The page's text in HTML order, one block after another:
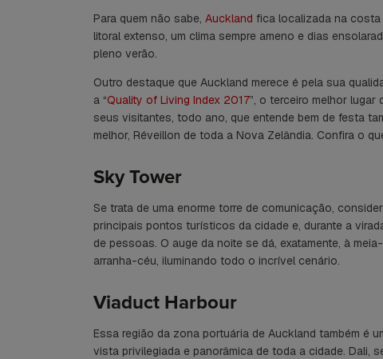
Para quem não sabe, Auckland fica localizada na costa
litoral extenso, um clima sempre ameno e dias
pleno verão.
Outro destaque que Auckland merece é pela sua
a “Quality of Living Index 2017”, o terceiro melhor
seus visitantes, todo ano, que entende bem de festa
melhor, Réveillon de toda a Nova Zelândia. Confira o
Sky Tower
Se trata de uma enorme torre de comunicação,
principais pontos turísticos da cidade e, durante a
de pessoas. O auge da noite se dá, exatamente, à
arranha-céu, iluminando todo o incrível cenário.
Viaduct Harbour
Essa região da zona portuária de Auckland também é
vista privilegiada e panorâmica de toda a cidade. Dali,